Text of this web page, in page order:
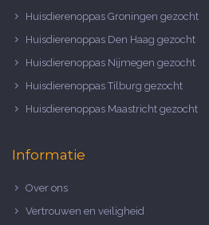
Huisdierenoppas Groningen gezocht
Huisdierenoppas Den Haag gezocht
Huisdierenoppas Nijmegen gezocht
Huisdierenoppas Tilburg gezocht
Huisdierenoppas Maastricht gezocht
Informatie
Over ons
Vertrouwen en veiligheid